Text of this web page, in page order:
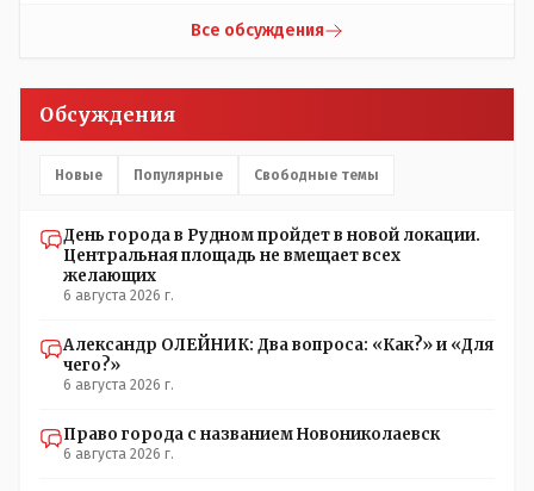
Все обсуждения
Обсуждения
Новые Популярные Свободные темы
День города в Рудном пройдет в новой локации.
Центральная площадь не вмещает всех
желающих
6 августа 2026 г.
Александр ОЛЕЙНИК: Два вопроса: «Как?» и «Для
чего?»
6 августа 2026 г.
Право города с названием Новониколаевск
6 августа 2026 г.